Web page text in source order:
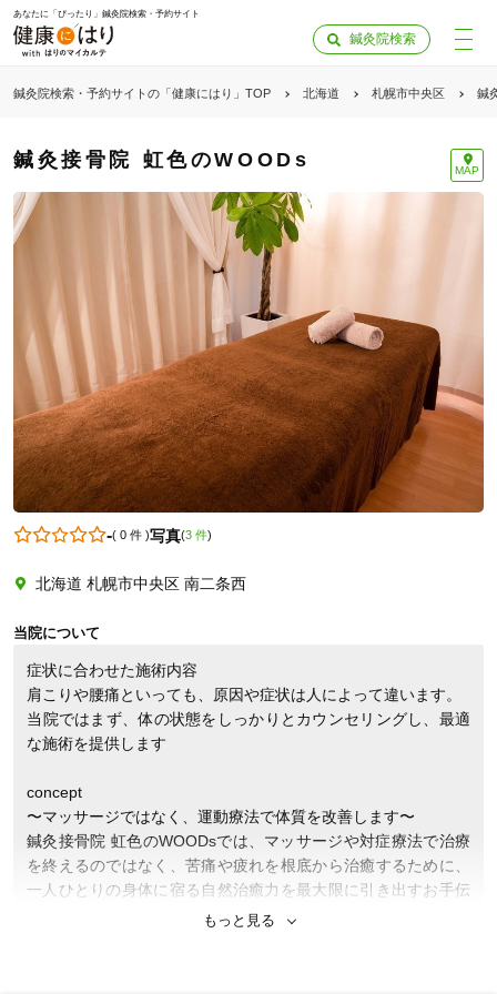
あなたに「ぴったり」鍼灸院検索・予約サイト
鍼灸院検索
鍼灸院検索・予約サイトの「健康にはり」TOP 北海道 札幌市中央区 鍼
鍼灸接骨院 虹色のWOODs MAP
-( 0 件)写真(3 件)
北海道 札幌市中央区 南二条西
当院について
​症状に合わせた施術内容
肩こりや腰痛といっても、原因や症状は人によって違います。
​当院ではまず、体の状態をしっかりとカウンセリングし、最適
な施術を提供します
concept
〜​マッサージではなく、運動療法で体質を改善します〜
鍼灸接骨院 虹色のWOODsでは、マッサージや対症療法で治療
を終えるのではなく、苦痛や疲れを根底から治癒するために、
一人ひとりの身体に宿る自然治癒力を最大限に引き出すお手伝
いをしたい、と考えています。
もっと見る
「健康にはりを見た」